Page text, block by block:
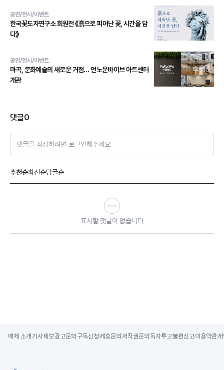
공연/전시/이벤트
한국꽃도자연구소 회원전 《흙으로 피어난 꽃, 시간을 담
다》
공연/전시/이벤트
마곡, 문화예술의 새로운 거점… 언노운바이브 아트센터
개관
댓글0
댓글을 작성하려면 로그인해주세요
추천순최신순답글순
표시할 댓글이 없습니다
매체 소개 기사제보광고문의 구독신청제휴문의 저작권문의 독자투고불편신고이용약관